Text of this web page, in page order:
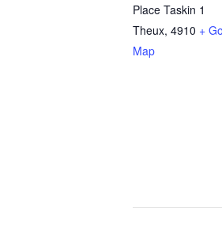
Place Taskin 1
Theux, 4910 +
Map